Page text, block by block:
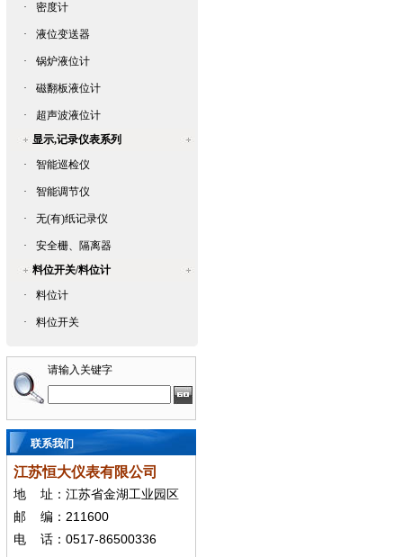
·
密度计
· 液位变送器
· 锅炉液位计
· 磁翻板液位计
·
超声波液位计
显示,记录仪表系列
·
智能巡检仪
· 智能调节仪
· 无(有)纸记录仪
·
安全栅、隔离器
料位开关/料位计
·
料位计
· 料位开关
请输入关键字
联系我们
江苏恒大仪表有限公司
地
址：江苏省金湖工业园区
邮
编： 211600
电 话： 0517-86500336